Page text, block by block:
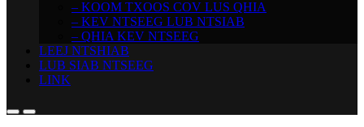
– KOOM TXOOS COV LUS QHIA
– KEV NTSEEG LUB NTSIAB
– QHIA KEV NTSEEG
LEEJ NTSHIAB
LUB SIAB NTSEEG
LINK